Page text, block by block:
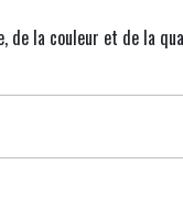
de la couleur et de la